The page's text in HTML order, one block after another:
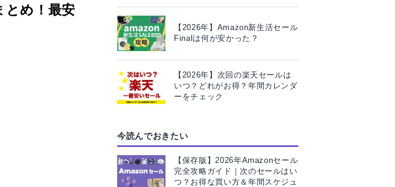
とめ！最安
【2026年】Amazon新生活セール
Finalは何が安かった？
【2026年】次回の楽天セールは
いつ？どれがお得？年間カレンダ
ーをチェック
今読んでおきたい
【保存版】2026年Amazonセール
完全攻略ガイド｜次のセールはい
つ？お得な買い方＆年間スケジュ